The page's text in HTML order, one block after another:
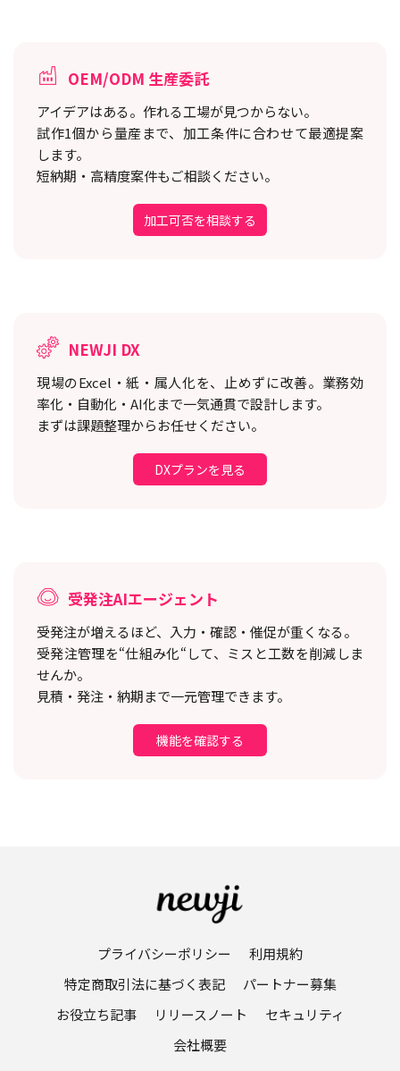
OEM/ODM 生産委託
アイデアはある。作れる工場が見つからない。
試作1個から量産まで、加工条件に合わせて最適提案
します。
短納期・高精度案件もご相談ください。
加工可否を相談する
NEWJI DX
現場のExcel・紙・属人化を、止めずに改善。 業務効
率化・自動化・AI化まで一気通貫で設計します。
まずは課題整理からお任せください。
DXプランを見る
受発注AIエージェント
受発注が増えるほど、入力・確認・催促が重くなる。
受発注管理を“仕組み化“して、ミスと工数を削減しま
せんか。
見積・発注・納期まで一元管理できます。
機能を確認する
プライバシーポリシー
利用規約
特定商取引法に基づく表記
パートナー募集
お役立ち記事
リリースノート
セキュリティ
会社概要